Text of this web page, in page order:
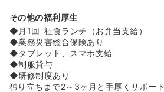
その他の福利厚生
◆月1回 社食ランチ（お弁当支給）
◆業務災害総合保険あり
◆タブレット、スマホ支給
◆制服貸与
◆研修制度あり
独り立ちまで2～3ヶ月と手厚くサポート